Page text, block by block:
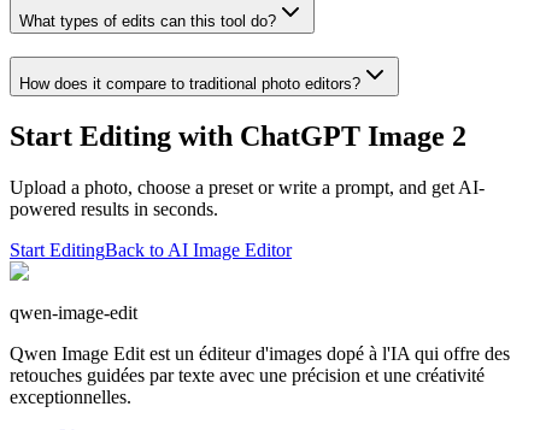
What types of edits can this tool do?
How does it compare to traditional photo editors?
Start Editing with ChatGPT Image 2
Upload a photo, choose a preset or write a prompt, and get AI-
powered results in seconds.
Start EditingBack to AI Image Editor
qwen-image-edit
Qwen Image Edit est un éditeur d'images dopé à l'IA qui offre des
retouches guidées par texte avec une précision et une créativité
exceptionnelles.